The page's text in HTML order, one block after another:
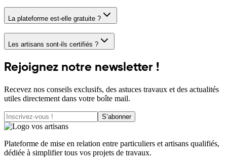
La plateforme est-elle gratuite ?
Les artisans sont-ils certifiés ?
Rejoignez notre newsletter !
Recevez nos conseils exclusifs, des astuces travaux et des actualités
utiles directement dans votre boîte mail.
S’abonner
Plateforme de mise en relation entre particuliers et artisans qualifiés,
dédiée à simplifier tous vos projets de travaux.